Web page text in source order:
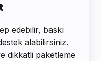
edebilir, baskı
alabilirsiniz.
dikkatli paketleme